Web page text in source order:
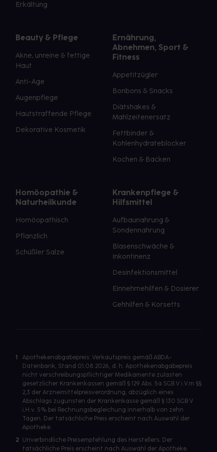
Erkältung
Beauty & Pflege
Akne, unreine & fettige
Haut
Anti-Age
Augenpflege
Hautstraffende Pflege
Dekorative Kosmetik
Ernährung,
Abnehmen, Sport &
Fitness
Appetitzügler
Bonbons & Snacks
Diätshakes &
Mahlzeitenersatz
Fettbinder &
Kohlenhydrateblocker
Kochen & Backen
Homöopathie &
Naturheilkunde
Homöopathisch
Pflanzlich
Schüßler Salze
Krankenpflege &
Hilfsmittel
Aufbaunahrung &
Sondennahrung
Blasenschwäche &
Inkontinenz
Desinfektionsmittel
Einnehmehilfen & Dosierer
Gehhilfen & Korsetts
1
Apothekenabgabepreis: Verkaufspreis gemäß ABDA-
Datenbank, Stand 01.08.2026, d. h. Apothekenabgabepreis
nicht verschreibungspflichtiger Medikamente zulasten
gesetzlicher Krankenkassen gemäß § 129 Abs. 5a SGB V i.V.m §§
2,3 der Arzneimittelpreisverordnung, abzüglich eines
Abschlags zugunsten der Krankenkasse gemäß § 130 SGB V
i.H.v. 5% bei Rechnungsbegleichung innerhalb von zehn
Tagen. Der tatsächliche Preis erscheint nach Auswahl der
Apotheke.
2 Unverbindliche Preisempfehlung des Herstellers. Der
tatsächliche Preis erscheint nach Auswahl der Apotheke.